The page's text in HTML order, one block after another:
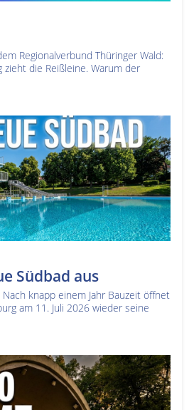
Regionalverbund Thüringer Wald:
zieht die Reißleine. Warum der
Südbad aus
knapp einem Jahr Bauzeit öffnet
am 11. Juli 2026 wieder seine